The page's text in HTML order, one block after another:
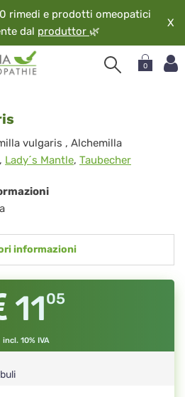
rimedi e prodotti omeopatici
dal produttor 🌿
X
0
vulgaris , Alchemilla
, Lady´s Mantle, Taubecher
informazioni
1105
incl. 10% IVA